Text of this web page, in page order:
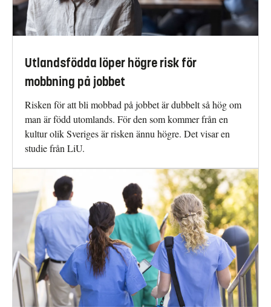
Utlandsfödda löper högre risk för
mobbning på jobbet
Risken för att bli mobbad på jobbet är dubbelt så hög om
man är född utomlands. För den som kommer från en
kultur olik Sveriges är risken ännu högre. Det visar en
studie från LiU.